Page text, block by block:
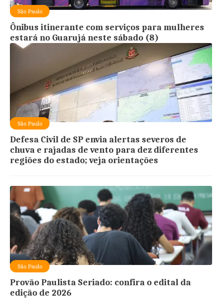
São Paulo
Ônibus itinerante com serviços para mulheres
estará no Guarujá neste sábado (8)
São Paulo
Defesa Civil de SP envia alertas severos de
chuva e rajadas de vento para dez diferentes
regiões do estado; veja orientações
São Paulo
Provão Paulista Seriado: confira o edital da
edição de 2026